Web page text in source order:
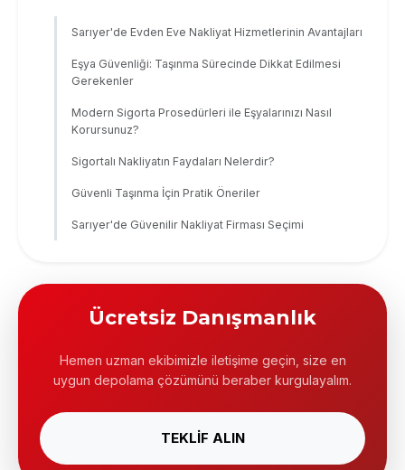
Sarıyer'de Evden Eve Nakliyat Hizmetlerinin Avantajları
Eşya Güvenliği: Taşınma Sürecinde Dikkat Edilmesi
Gerekenler
Modern Sigorta Prosedürleri ile Eşyalarınızı Nasıl
Korursunuz?
Sigortalı Nakliyatın Faydaları Nelerdir?
Güvenli Taşınma İçin Pratik Öneriler
Sarıyer'de Güvenilir Nakliyat Firması Seçimi
Ücretsiz Danışmanlık
Hemen uzman ekibimizle iletişime geçin, size en
uygun depolama çözümünü beraber kurgulayalım.
TEKLİF ALIN